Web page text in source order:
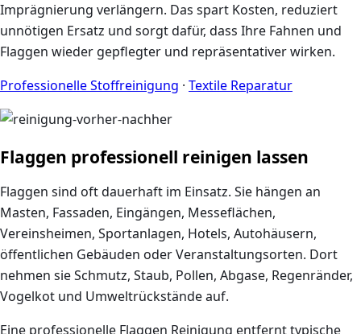
Imprägnierung verlängern. Das spart Kosten, reduziert
unnötigen Ersatz und sorgt dafür, dass Ihre Fahnen und
Flaggen wieder gepflegter und repräsentativer wirken.
Professionelle Stoffreinigung · Textile Reparatur
Flaggen professionell reinigen lassen
Flaggen sind oft dauerhaft im Einsatz. Sie hängen an
Masten, Fassaden, Eingängen, Messeflächen,
Vereinsheimen, Sportanlagen, Hotels, Autohäusern,
öffentlichen Gebäuden oder Veranstaltungsorten. Dort
nehmen sie Schmutz, Staub, Pollen, Abgase, Regenränder,
Vogelkot und Umweltrückstände auf.
Eine professionelle Flaggen Reinigung entfernt typische